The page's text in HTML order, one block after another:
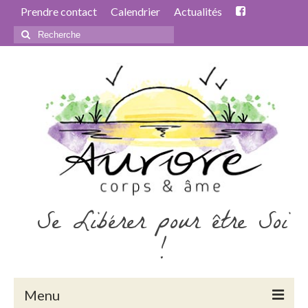
Prendre contact Calendrier Actualités
Rechercher
:
Se Libérer pour être Soi
!
Menu